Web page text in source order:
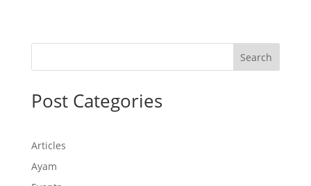
Search
Post Categories
Articles
Ayam